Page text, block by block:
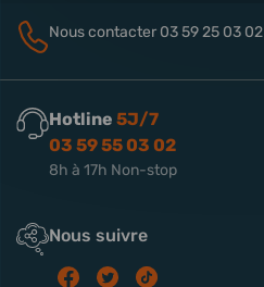
Nous contacter 03 59 25 03 02
Hotline 5J/7
03 59 55 03 02
8h à 17h Non-stop
Nous suivre